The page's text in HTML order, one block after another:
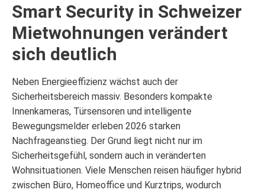
Smart Security in Schweizer
Mietwohnungen verändert
sich deutlich
Neben Energieeffizienz wächst auch der
Sicherheitsbereich massiv. Besonders kompakte
Innenkameras, Türsensoren und intelligente
Bewegungsmelder erleben 2026 starken
Nachfrageanstieg. Der Grund liegt nicht nur im
Sicherheitsgefühl, sondern auch in veränderten
Wohnsituationen. Viele Menschen reisen häufiger hybrid
zwischen Büro, Homeoffice und Kurztrips, wodurch